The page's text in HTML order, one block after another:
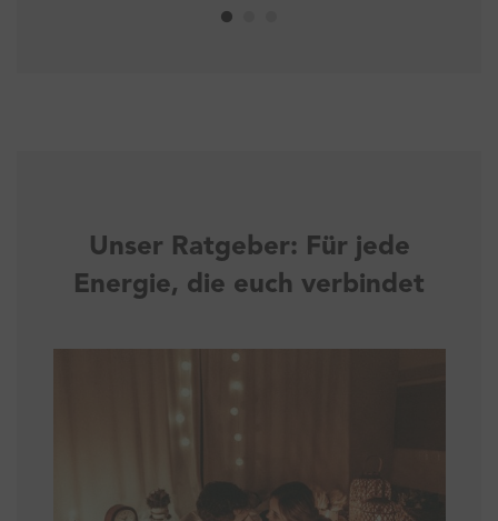
Unser Ratgeber: Für jede
Energie, die euch verbindet